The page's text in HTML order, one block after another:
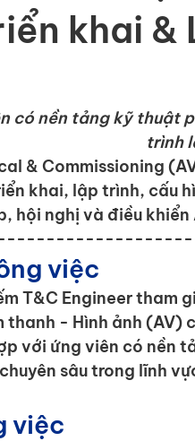
khai
có nền tảng kỹ thuật
trình
& Commissioning
khai, lập trình, cấu
hội nghị và điều khiển
việc
T&C Engineer tham
thanh - Hình ảnh (AV)
với ứng viên có nền
sâu trong lĩnh
việc